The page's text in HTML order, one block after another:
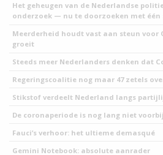
Het geheugen van de Nederlandse
onderzoek — nu te doorzoeken met één
Meerderheid houdt vast aan steun
groeit
Steeds meer Nederlanders denken dat
Regeringscoalitie nog maar 47 zetels
Stikstof verdeelt Nederland langs
De coronaperiode is nog lang niet voorbij
Fauci’s verhoor: het ultieme demasqué
Gemini Notebook: absolute aanrader